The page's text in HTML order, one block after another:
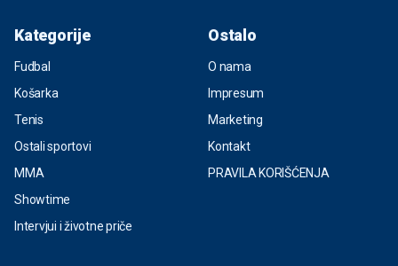
Kategorije
Fudbal
Košarka
Tenis
Ostali sportovi
MMA
Showtime
Intervjui i životne priče
Ostalo
O nama
Impresum
Marketing
Kontakt
PRAVILA KORIŠĆENJA